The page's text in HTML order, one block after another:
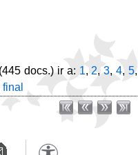
docs.) ir a: 1,2,3,4,5,
final